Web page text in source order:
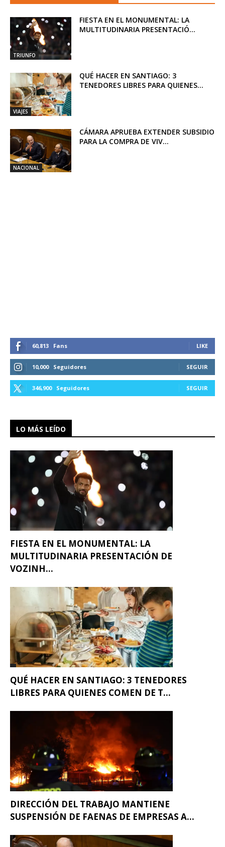
TRIUNFO
FIESTA EN EL MONUMENTAL: LA
MULTITUDINARIA PRESENTACIÓ...
VIAJES
QUÉ HACER EN SANTIAGO: 3
TENEDORES LIBRES PARA QUIENES...
NACIONAL
CÁMARA APRUEBA EXTENDER SUBSIDIO
PARA LA COMPRA DE VIV...
60,813 Fans LIKE
10,000 Seguidores SEGUIR
346,900 Seguidores SEGUIR
LO MÁS LEÍDO
FIESTA EN EL MONUMENTAL: LA
MULTITUDINARIA PRESENTACIÓN DE
VOZINH...
QUÉ HACER EN SANTIAGO: 3 TENEDORES
LIBRES PARA QUIENES COMEN DE T...
DIRECCIÓN DEL TRABAJO MANTIENE
SUSPENSIÓN DE FAENAS DE EMPRESAS A...